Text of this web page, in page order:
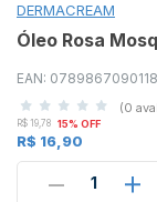
DERMACREAM
Óleo Rosa
EAN:
(0
R$ 19,78 15% OFF
R$ 16,90
1